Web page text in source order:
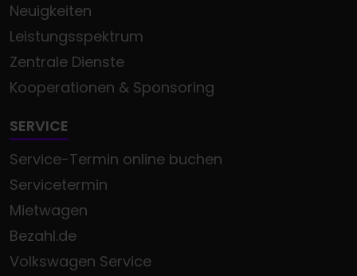
Neuigkeiten
Leistungsspektrum
Zentrale Dienste
Kooperationen & Sponsoring
SERVICE
Service-Termin online buchen
Servicetermin
Mietwagen
Bezahl.de
Volkswagen Service